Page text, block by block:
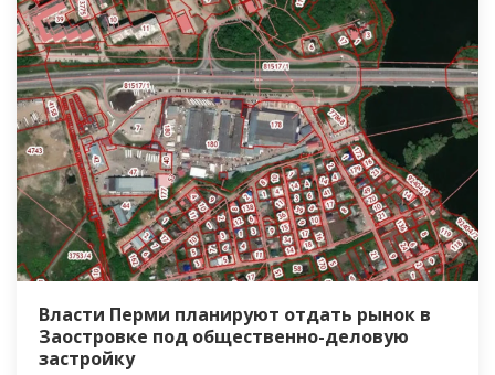
Власти Перми планируют отдать рынок в
Заостровке под общественно-деловую
застройку